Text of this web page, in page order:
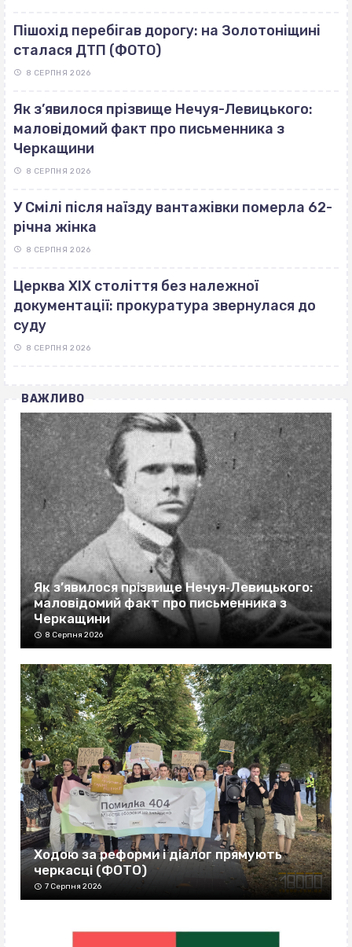
Пішохід перебігав дорогу: на Золотоніщині
сталася ДТП (ФОТО)
8 СЕРПНЯ 2026
Як з’явилося прізвище Нечуя-Левицького:
маловідомий факт про письменника з
Черкащини
8 СЕРПНЯ 2026
У Смілі після наїзду вантажівки померла 62-
річна жінка
8 СЕРПНЯ 2026
Церква ХІХ століття без належної
документації: прокуратура звернулася до
суду
8 СЕРПНЯ 2026
ВАЖЛИВО
Як з’явилося прізвище Нечуя‐Левицького:
маловідомий факт про письменника з
Черкащини
8 Серпня 2026
Ходою за реформи і діалог прямують
черкасці (ФОТО)
7 Серпня 2026